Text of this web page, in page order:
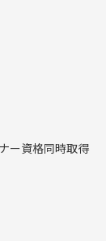
ー資格同時取得